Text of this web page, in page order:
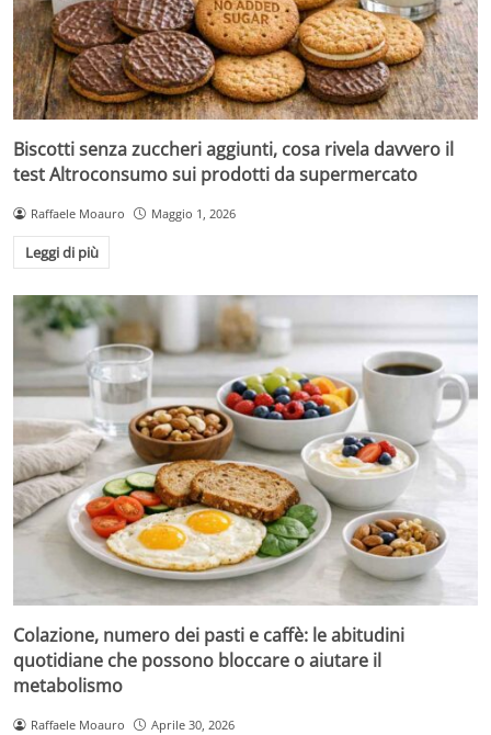
Biscotti senza zuccheri aggiunti, cosa rivela davvero il
test Altroconsumo sui prodotti da supermercato
Raffaele Moauro Maggio 1, 2026
Leggi di più
Colazione, numero dei pasti e caffè: le abitudini
quotidiane che possono bloccare o aiutare il
metabolismo
Raffaele Moauro Aprile 30, 2026